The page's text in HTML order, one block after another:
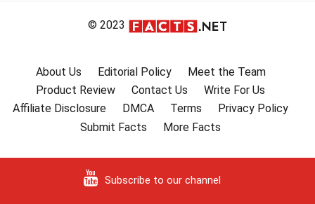
© 2023
About Us Editorial Policy
Meet the Team
Product Review
Contact Us
Write For Us
Affiliate Disclosure
DMCA Terms
Privacy Policy
Submit Facts
More Facts
Subscribe to our channel